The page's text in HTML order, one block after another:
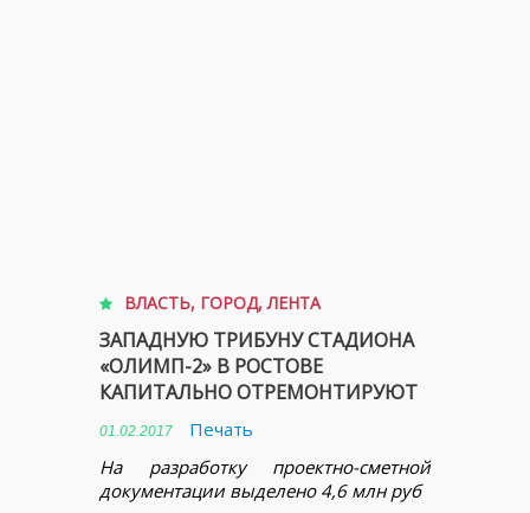
ВЛАСТЬ, ГОРОД,ЛЕНТА
ЗАПАДНУЮ ТРИБУНУ СТАДИОНА
«ОЛИМП-2» В РОСТОВЕ
КАПИТАЛЬНО ОТРЕМОНТИРУЮТ
01.02.2017
Печать
На разработку проектно-сметной
документации выделено 4,6 млн руб